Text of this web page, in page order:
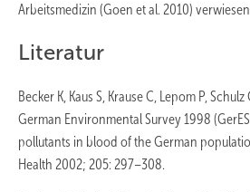
Arbeitsmedizin (Goen et al. 2010)
Literatur
Becker K, Kaus S, Krause C, Lepom P,
German Environmental Survey 1998
pollutants in blood of the German
Health 2002; 205: 297–308.